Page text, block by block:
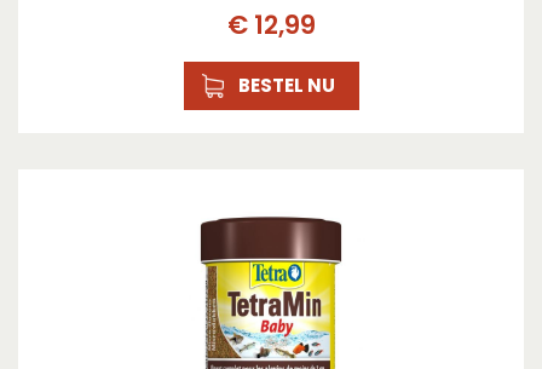
€ 12,99
BESTEL NU